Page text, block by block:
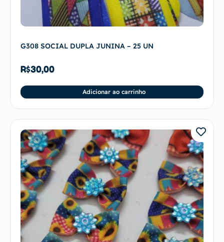
G308 SOCIAL DUPLA JUNINA – 25 UN
R$30,00
Adicionar ao carrinho